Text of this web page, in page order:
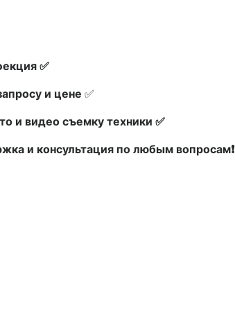
✅
и цене ✅
и видео съемку техники ✅
и консультация по любым вопросам❗